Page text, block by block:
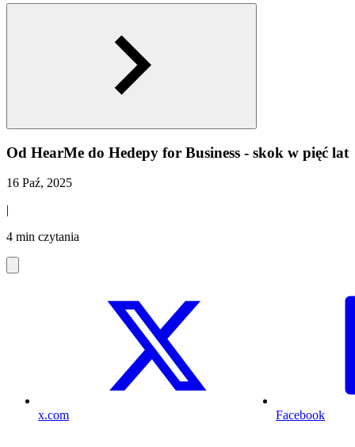
Od HearMe do Hedepy for Business - skok w pięć lat
16 Paź, 2025
|
4 min czytania
x.com Facebook